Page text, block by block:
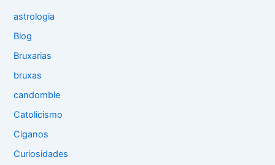
astrologia
Blog
Bruxarias
bruxas
candomble
Catolicismo
Ciganos
Curiosidades